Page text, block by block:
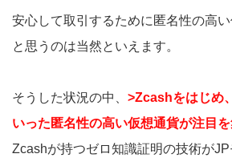
安心して取引するために匿名性の高
と思うのは当然といえます。
そうした状況の中、 >Zcashをはじめ
いった匿名性の高い仮想通貨が注目
Zcashが持つゼロ知識証明の技術が